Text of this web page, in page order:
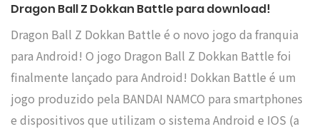
Dragon Ball Z Dokkan Battle para download!
Dragon Ball Z Dokkan Battle é o novo jogo da franquia
para Android! O jogo Dragon Ball Z Dokkan Battle foi
finalmente lançado para Android! Dokkan Battle é um
jogo produzido pela BANDAI NAMCO para smartphones
e dispositivos que utilizam o sistema Android e IOS (a